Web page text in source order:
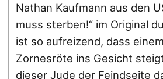
Nathan Kaufmann aus den
muss sterben!“ im Original
ist so aufreizend, dass
Zornesröte ins Gesicht
dieser Jude der Feindseite